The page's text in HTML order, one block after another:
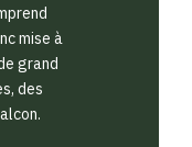
mise à
grand
des